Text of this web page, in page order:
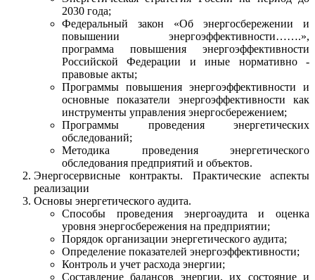
2030 года;
Федеральный закон «Об энергосбережении и
повышении энергоэффективности…….»,
программа повышения энергоэффективности
Российской Федерации и иные нормативно -
правовые акты;
Программы повышения энергоэффективности и
основные показатели энергоэффективности как
инструменты управления энергосбережением;
Программы проведения энергетических
обследований;
Методика проведения энергетического
обследования предприятий и объектов.
Энергосервисные контракты. Практические аспекты
реализации
Основы энергетического аудита.
Способы проведения энергоаудита и оценка
уровня энергосбережения на предприятии;
Порядок организации энергетического аудита;
Определение показателей энергоэффективности;
Контроль и учет расхода энергии;
Составление балансов энергии, их состояние и